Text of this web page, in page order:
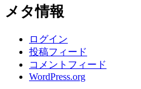
メタ情報
ログイン
投稿フィード
コメントフィード
WordPress.org